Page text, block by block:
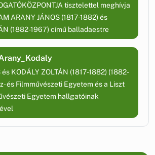
tisztelettel meghívja
ARANY JÁNOS (1817-1882) és
(1882-1967) című balladaestre
KODÁLY ZOLTÁN (1817-1882) (1882-
és Filmművészeti Egyetem és a Liszt
Egyetem hallgatóinak